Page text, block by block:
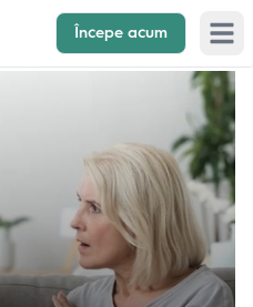
Începe acum Open